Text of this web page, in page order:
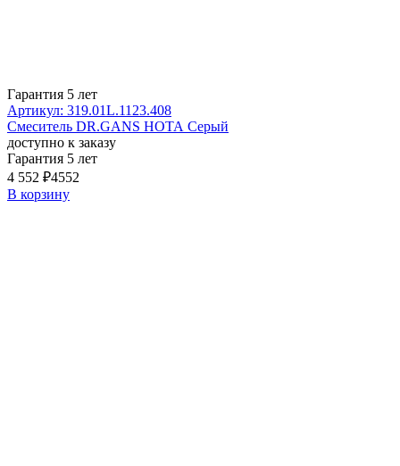
Гарантия 5 лет
Артикул: 319.01L.1123.408
Смеситель DR.GANS НОТА Серый
доступно к заказу
Гарантия 5 лет
4 552 ₽4552
В корзину